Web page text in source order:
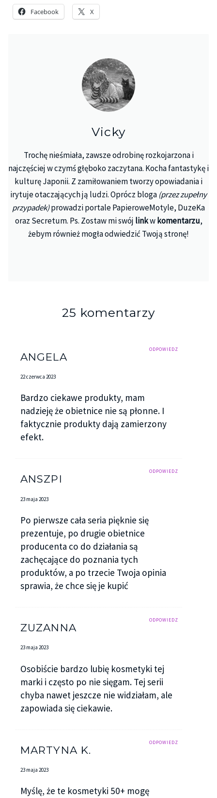
Facebook X
Vicky
Trochę nieśmiała, zawsze odrobinę rozkojarzona i
najczęściej w czymś głęboko zaczytana. Kocha fantastykę i
kulturę Japonii. Z zamiłowaniem tworzy opowiadania i
irytuje otaczających ją ludzi. Oprócz bloga (przez zupełny
przypadek)prowadzi portale PapieroweMotyle, DuzeKa
oraz Secretum. Ps. Zostaw mi swój linkwkomentarzu,
żebym również mogła odwiedzić Twoją stronę!
25 komentarzy
ODPOWIEDZ
ANGELA
22 czerwca 2023
Bardzo ciekawe produkty, mam
nadzieję że obietnice nie są płonne. I
faktycznie produkty dają zamierzony
efekt.
ODPOWIEDZ
ANSZPI
23 maja 2023
Po pierwsze cała seria pięknie się
prezentuje, po drugie obietnice
producenta co do działania są
zachęcające do poznania tych
produktów, a po trzecie Twoja opinia
sprawia, że chce się je kupić
ODPOWIEDZ
ZUZANNA
23 maja 2023
Osobiście bardzo lubię kosmetyki tej
marki i często po nie sięgam. Tej serii
chyba nawet jeszcze nie widziałam, ale
zapowiada się ciekawie.
ODPOWIEDZ
MARTYNA K.
23 maja 2023
Myślę, że te kosmetyki 50+ mogę